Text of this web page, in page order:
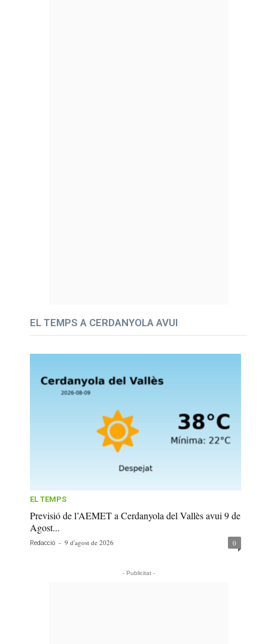
EL TEMPS A CERDANYOLA AVUI
EL TEMPS
Previsió de l’AEMET a Cerdanyola del Vallès avui 9 de
Agost...
Redacció - 9 d'agost de 2026 0
- Publicitat -